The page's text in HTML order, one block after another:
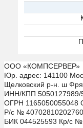
ООО «КОМПСЕРВЕР»
Юр. адрес: 141100
Щелковский р-н. ш
ИНН/КПП 5050127989/
ОГРН 1165050055048
Р/с №
БИК 044525593 Кр/с